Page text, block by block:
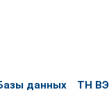
данных ТН